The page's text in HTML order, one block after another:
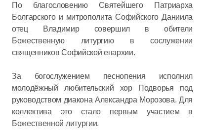
По благословению Святейшего Патриарха
Болгарского и митрополита Софийского Даниила
отец Владимир совершил в обители
Божественную литургию в сослужении
священников Софийской епархии.
За богослужением песнопения исполнил
молодёжный любительский хор Подворья под
руководством диакона Александра Морозова. Для
коллектива это стало первым участием в
Божественной литургии.